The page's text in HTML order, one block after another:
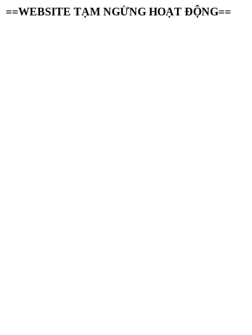
==WEBSITE TẠM NGỪNG HOẠT ĐỘNG==